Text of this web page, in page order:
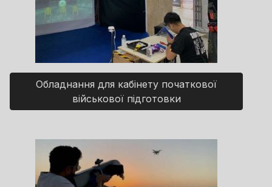
Обладнання для кабінету початкової
військової підготовки